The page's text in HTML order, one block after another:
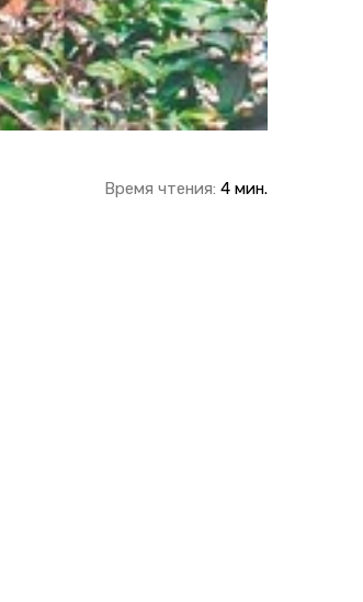
Время чтения: 4 мин.